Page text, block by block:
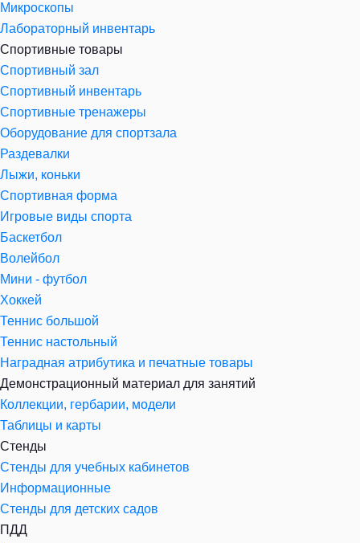
Микроскопы
Лабораторный инвентарь
Спортивные товары
Спортивный зал
Спортивный инвентарь
Спортивные тренажеры
Оборудование для спортзала
Раздевалки
Лыжи, коньки
Спортивная форма
Игровые виды спорта
Баскетбол
Волейбол
Мини - футбол
Хоккей
Теннис большой
Теннис настольный
Наградная атрибутика и печатные товары
Демонстрационный материал для занятий
Коллекции, гербарии, модели
Таблицы и карты
Стенды
Стенды для учебных кабинетов
Информационные
Стенды для детских садов
ПДД